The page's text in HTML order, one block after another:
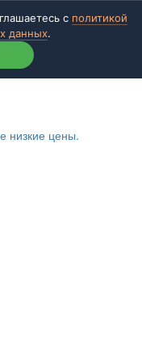
с политикой
данных.
низкие цены.